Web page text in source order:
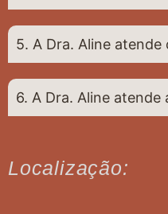
5. A Dra. Aline atende
6. A Dra. Aline atende
Localização: